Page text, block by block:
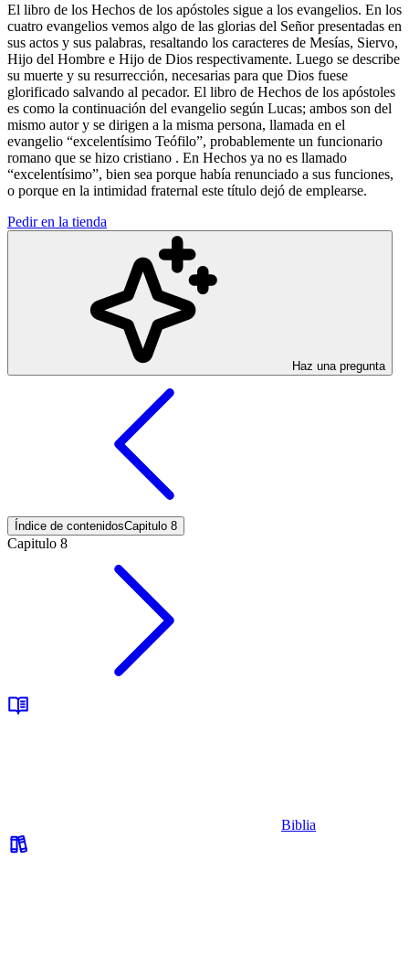
El libro de los Hechos de los apóstoles sigue a los evangelios. En los
cuatro evangelios vemos algo de las glorias del Señor presentadas en
sus actos y sus palabras, resaltando los caracteres de Mesías, Siervo,
Hijo del Hombre e Hijo de Dios respectivamente. Luego se describe
su muerte y su resurrección, necesarias para que Dios fuese
glorificado salvando al pecador. El libro de Hechos de los apóstoles
es como la continuación del evangelio según Lucas; ambos son del
mismo autor y se dirigen a la misma persona, llamada en el
evangelio “excelentísimo Teófilo”, probablemente un funcionario
romano que se hizo cristiano . En Hechos ya no es llamado
“excelentísimo”, bien sea porque había renunciado a sus funciones,
o porque en la intimidad fraternal este título dejó de emplearse.
Pedir en la tienda
Haz una pregunta
Índice de contenidosCapitulo 8
Capitulo 8
Biblia